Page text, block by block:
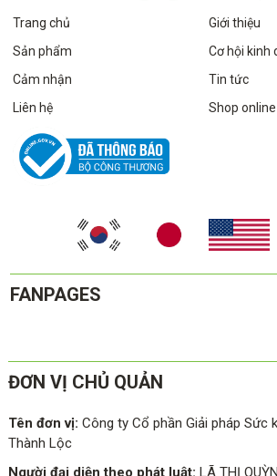
Trang chủ
Giới thiệu
Sản phẩm
Cơ hội kinh
Cảm nhận
Tin tức
Liên hệ
Shop online
FANPAGES
ĐƠN VỊ CHỦ QUẢN
Tên đơn vị:Công ty Cổ phần Giải pháp Sức
Thành Lộc
Người đại diện theo phát luật: LÃ THỊ